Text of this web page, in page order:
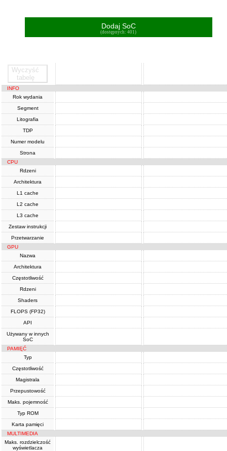
Dodaj SoC
(dostępnych: 401)
Wyczyść
tabelę
INFO
Rok wydania
Segment
Litografia
TDP
Numer modelu
Strona
CPU
Rdzeni
Architektura
L1 cache
L2 cache
L3 cache
Zestaw instrukcji
Przetwarzanie
GPU
Nazwa
Architektura
Częstotliwość
Rdzeni
Shaders
FLOPS (FP32)
API
Używany w innych
SoC
PAMIĘĆ
Typ
Częstotliwość
Magistrala
Przepustowość
Maks. pojemność
Typ ROM
Karta pamięci
MULTIMEDIA
Maks. rozdzielczość
wyświetlacza